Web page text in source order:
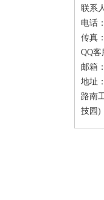
联系
电话
传真
QQ客
邮箱：
地址
路南
技园)